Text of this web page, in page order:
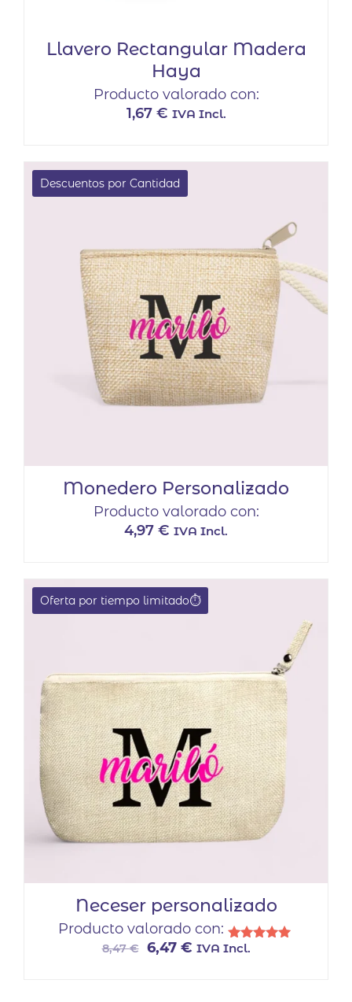
Llavero Rectangular Madera
Haya
Producto valorado con:
1,67 € IVA Incl.
Descuentos por Cantidad
Monedero Personalizado
Producto valorado con:
4,97 € IVA Incl.
EN OFERTA
Oferta por tiempo limitado⏱️
Neceser personalizado
Producto valorado con:
Valorado
8,47€ El
6,47 €El
IVA Incl.